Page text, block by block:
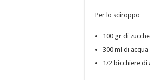
Per lo sciroppo
100 gr di
300 ml di acqua
1/2 bicchiere di